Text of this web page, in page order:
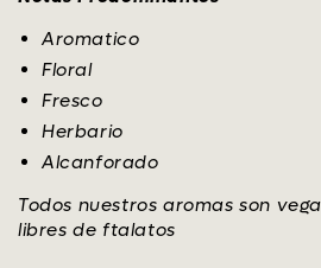
Aromatico
Floral
Fresco
Herbario
Alcanforado
Todos nuestros aromas son
libres de ftalatos